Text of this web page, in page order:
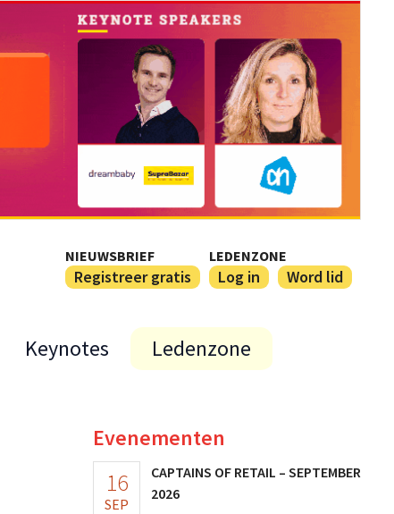
NIEUWSBRIEF
Registreer gratis
LEDENZONE
Log in Word lid
Keynotes Ledenzone
Evenementen
16
SEP
CAPTAINS OF RETAIL – SEPTEMBER
2026